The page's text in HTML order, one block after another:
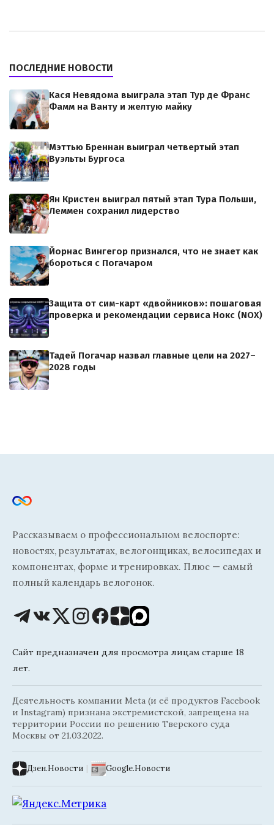
ПОСЛЕДНИЕ НОВОСТИ
Кася Невядома выиграла этап Тур де Франс
Фамм на Ванту и желтую майку
Мэттью Бреннан выиграл четвертый этап
Вуэльты Бургоса
Ян Кристен выиграл пятый этап Тура Польши,
Леммен сохранил лидерство
Йорнас Вингегор признался, что не знает как
бороться с Погачаром
Защита от сим-карт «двойников»: пошаговая
проверка и рекомендации сервиса Нокс (NOX)
Тадей Погачар назвал главные цели на 2027–
2028 годы
Рассказываем о профессиональном велоспорте:
новостях, результатах, велогонщиках, велосипедах и
компонентах, форме и тренировках. Плюс — самый
полный календарь велогонок.
Сайт предназначен для просмотра лицам старше 18
лет.
Деятельность компании Meta (и её продуктов Facebook
и Instagram) признана экстремистской, запрещена на
территории России по решению Тверского суда
Москвы от 21.03.2022.
Дзен.Новости | Google.Новости